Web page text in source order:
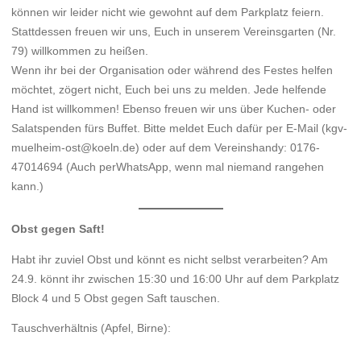
können wir leider nicht wie gewohnt auf dem Parkplatz feiern.
Stattdessen freuen wir uns, Euch in unserem Vereinsgarten (Nr.
79) willkommen zu heißen.
Wenn ihr bei der Organisation oder während des Festes helfen
möchtet, zögert nicht, Euch bei uns zu melden. Jede helfende
Hand ist willkommen! Ebenso freuen wir uns über Kuchen- oder
Salatspenden fürs Buffet. Bitte meldet Euch dafür per E-Mail (kgv-
muelheim-ost@koeln.de) oder auf dem Vereinshandy: 0176-
47014694 (Auch perWhatsApp, wenn mal niemand rangehen
kann.)
Obst gegen Saft!
Habt ihr zuviel Obst und könnt es nicht selbst verarbeiten? Am
24.9. könnt ihr zwischen 15:30 und 16:00 Uhr auf dem Parkplatz
Block 4 und 5 Obst gegen Saft tauschen.
Tauschverhältnis (Apfel, Birne):